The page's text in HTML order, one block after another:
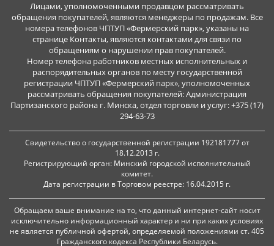
Лицами, уполномоченными продавцом рассматривать
обращения покупателей, являются менеджеры по продажам. Все
номера телефонов ЧПТУП «Фермерский парк», указаны на
странице Контакты, являются контактами для связи по
обращениям о нарушении прав покупателей.
Номер телефона работников местных исполнительных и
распорядительных органов по месту государственной
регистрации ЧПТУП «Фермерский парк», уполномоченных
рассматривать обращения покупателей: Администрация
Партизанского района г. Минска, отдел торговли и услуг: +375 (17)
294-63-73
Свидетельство о государственной регистрации 192181777 от
18.12.2013 г.
Регистрирующий орган: Минский городской исполнительный
комитет.
Дата регистрации в Торговом реестре: 16.04.2015 г.
Обращаем ваше внимание на то, что данный интернет-сайт носит
исключительно информационный характер и ни при каких условиях
не является публичной офертой, определяемой положениями ст. 405
Гражданского кодекса Республики Беларусь.